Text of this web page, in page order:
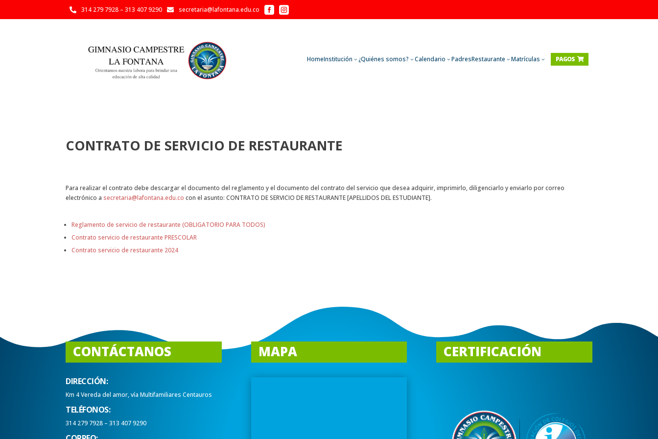
 314 279 7928 – 313 407 9290  secretaria@lafontana.edu.co  
HomeInstitución 3 ¿Quiénes somos? 3 Calendario 3 PadresRestaurante 3 Matrículas 3 PAGOS 
CONTRATO DE SERVICIO DE RESTAURANTE
Para realizar el contrato debe descargar el documento del reglamento y el documento del contrato del servicio que desea adquirir, imprimirlo, diligenciarlo y enviarlo por correo
electrónico a secretaria@lafontana.edu.co con el asunto: CONTRATO DE SERVICIO DE RESTAURANTE [APELLIDOS DEL ESTUDIANTE].
Reglamento de servicio de restaurante (OBLIGATORIO PARA TODOS)
Contrato servicio de restaurante PRESCOLAR
Contrato servicio de restaurante 2024
CONTÁCTANOS
DIRECCIÓN:
Km 4 Vereda del amor, vía Multifamiliares Centauros
TELÉFONOS:
314 279 7928 – 313 407 9290
MAPA CERTIFICACIÓN